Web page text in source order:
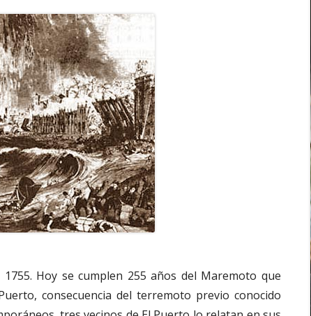
Hoy se cumplen 255 años del Maremoto que
consecuencia del terremoto previo conocido